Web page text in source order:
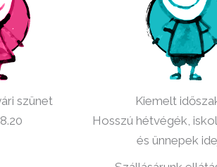
szünet
Kiemelt
Hosszú hétvégék,
és ünnepek